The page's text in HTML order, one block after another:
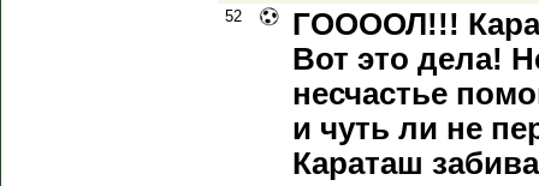
52
ГООООЛ!!!
Вот это дела!
несчастье
и чуть ли не
Караташ